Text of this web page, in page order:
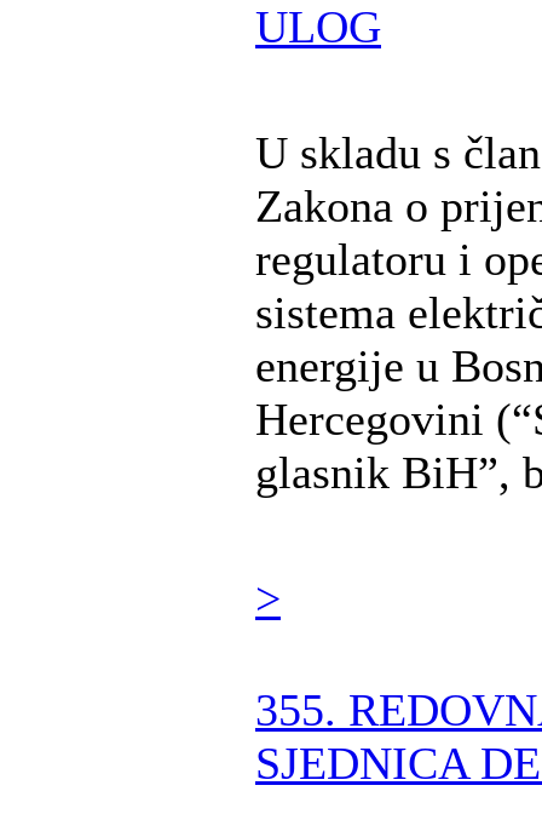
ULOG
U skladu s
Zakona o
regulatoru i
sistema
energije u
Hercegovini
glasnik BiH”,
>
355.
SJEDNICA